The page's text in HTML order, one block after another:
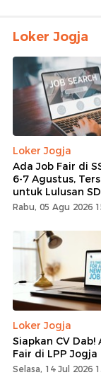
Loker Jogja
Loker Jogja
Ada Job Fair di
6-7 Agustus,
untuk Lulusan SD
Rabu, 05 Agu 2026
Loker Jogja
Siapkan CV Dab!
Fair di LPP Jogja
Selasa, 14 Jul 2026